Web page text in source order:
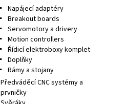
Napájecí adaptéry
Breakout boards
Servomotory a drivery
Motion controllers
Řídicí elektroboxy komplet
Doplňky
Rámy a stojany
Předváděcí CNC systémy a
prvničky